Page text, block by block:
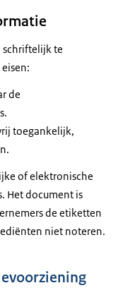
942
1057
schriftelijk te
de
toegankelijk,
of elektronische
Het document is
de etiketten
niet noteren.